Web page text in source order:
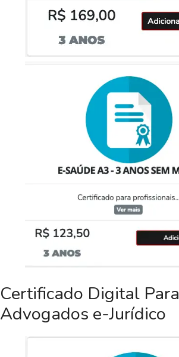
Certificado Digital Para
Advogados e-Jurídico